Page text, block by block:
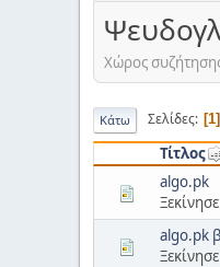
Χώρος
Κάτω Σελίδες 1
Τίτλος
algo.pk
algo.pk